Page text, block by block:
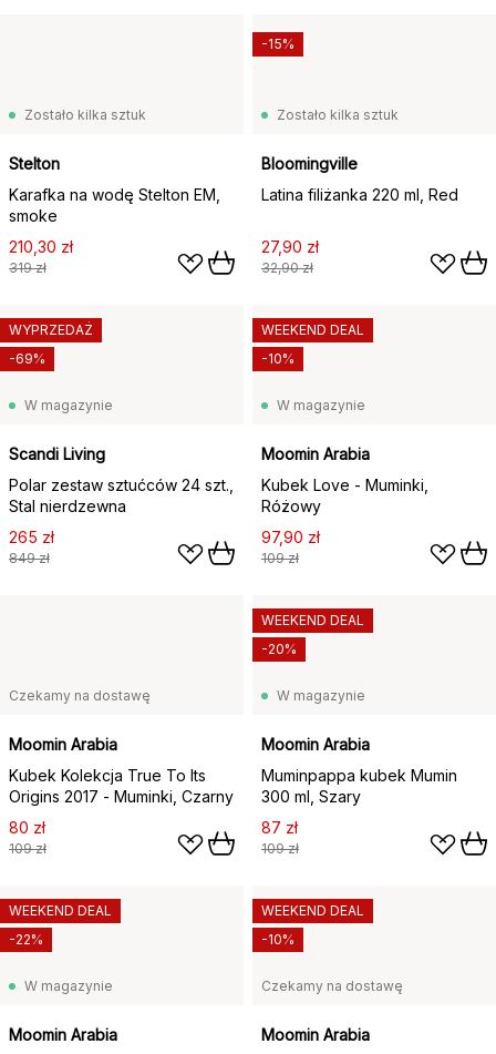
Zostało kilka sztuk
Stelton
Karafka na wodę Stelton EM,
smoke
210,30 zł
319 zł
Zostało kilka sztuk
Bloomingville
Latina filiżanka 220 ml, Red
27,90 zł
32,90 zł
-15%
W magazynie
Scandi Living
Polar zestaw sztućców 24 szt.,
Stal nierdzewna
265 zł
849 zł
WYPRZEDAŻ
-69%
W magazynie
Moomin Arabia
Kubek Love - Muminki,
Różowy
97,90 zł
109 zł
WEEKEND DEAL
-10%
Czekamy na dostawę
Moomin Arabia
Kubek Kolekcja True To Its
Origins 2017 - Muminki, Czarny
80 zł
109 zł
W magazynie
Moomin Arabia
Muminpappa kubek Mumin
300 ml, Szary
87 zł
109 zł
WEEKEND DEAL
-20%
W magazynie
Moomin Arabia
WEEKEND DEAL
-22%
Czekamy na dostawę
Moomin Arabia
WEEKEND DEAL
-10%